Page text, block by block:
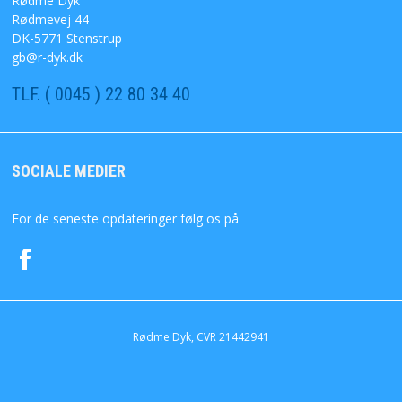
SØGNING
DIN KONTO
FAVORIT
KONTAKT OS
Rødmevej 44
DK-5771 Stenstrup
gb@r-dyk.dk
TLF. ( 0045 ) 22 80 34 40
SOCIALE MEDIER
For de seneste opdateringer følg os på
Rødme Dyk, CVR 21442941